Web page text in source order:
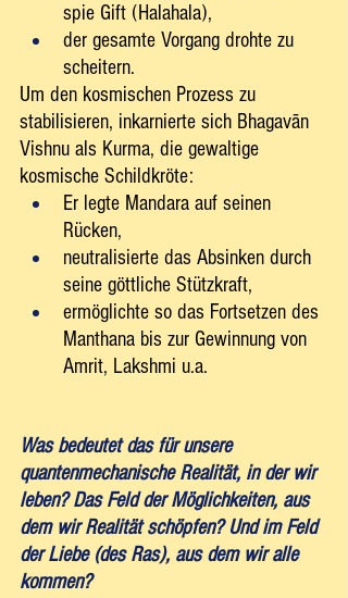
spie Gift (Halahala),
der gesamte Vorgang drohte zu
scheitern.
Um den kosmischen Prozess zu
stabilisieren, inkarnierte sich Bhagavān
Vishnu als Kurma, die gewaltige
kosmische Schildkröte:
Er legte Mandara auf seinen
Rücken,
neutralisierte das Absinken durch
seine göttliche Stützkraft,
ermöglichte so das Fortsetzen des
Manthana bis zur Gewinnung von
Amrit, Lakshmi u.a.
Was bedeutet das für unsere
quantenmechanische Realität, in der wir
leben? Das Feld der Möglichkeiten, aus
dem wir Realität schöpfen? Und im Feld
der Liebe (des Ras), aus dem wir alle
kommen?